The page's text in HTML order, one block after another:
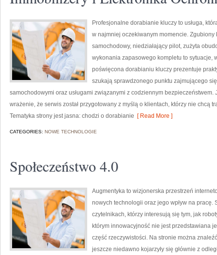
Profesjonalne dorabianie kluczy to usługa,
w najmniej oczekiwanym momencie.
samochodowy, niedziałający pilot, zużyta
wykonania zapasowego kompletu to sytuacje,
poświęcona dorabianiu kluczy prezentuje
szukają sprawdzonego punktu zajmującego
samochodowymi oraz usługami związanymi z codziennym
wrażenie, że serwis został przygotowany z myślą o klientach, którzy nie chcą
Tematyka strony jest jasna: chodzi o dorabianie [ Read More ]
CATEGORIES: NOWE TECHNOLOGIE
Społeczeństwo 4.0
Augmentyka to wizjonerska przestrzeń
nowych technologii oraz jego wpływ na pracę.
czytelnikach, którzy interesują się tym, jak
którym innowacyjność nie jest przedstawiana
część rzeczywistości. Na stronie można
jeszcze niedawno kojarzyły się głównie z